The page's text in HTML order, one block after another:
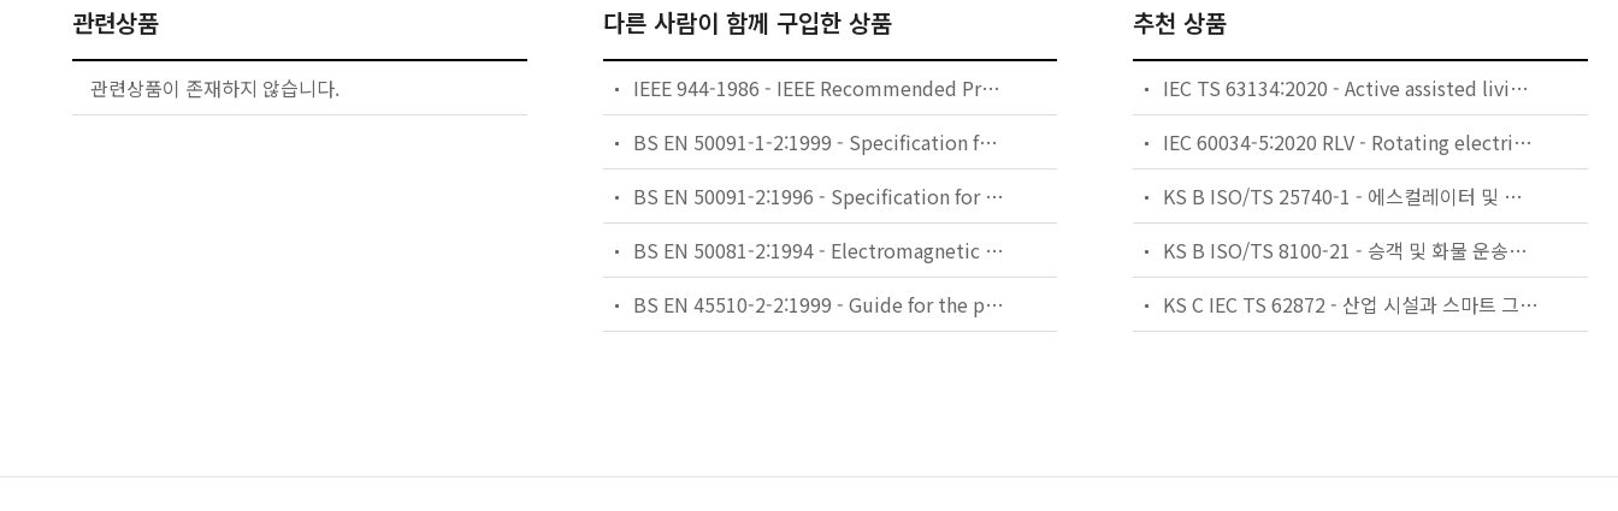
관련상품
관련상품이 존재하지 않습니다.
다른 사람이 함께 구입한 상품
IEEE 944-1986 - IEEE Recommended Practice for the Application and Testing of Uninterruptible Power Supplies for Power Generating Stations
BS EN 50091-1-2:1999 - Specification for uninterruptible power systems (UPS). General and safety requirements for UPS used in restricted access locations.
BS EN 50091-2:1996 - Specification for uninterruptible power systems (UPS). EMC requirements.
BS EN 50081-2:1994 - Electromagnetic compatibility. Generic emission standard. Industrial environment.
BS EN 45510-2-2:1999 - Guide for the procurement of power station equipment. Electrical equipment. Uninterruptible power supplies.
추천 상품
IEC TS 63134:2020 - Active assisted living (AAL) use cases
IEC 60034-5:2020 RLV - Rotating electrical machines - Part 5: Degrees of protection provided by the integral design of rotating electrical machines (IP code) - Classification
KS B ISO/TS 25740-1 - 에스컬레이터 및 무빙워크에 대한 안전요건 — 제1부: 세계공통 필수 안전요건(GESRs)
KS B ISO/TS 8100-21 - 승객 및 화물 운송용 엘리베이터 —제21부: 세계공통 필수안전요건(GESRs)을 충족하는 세계공통 안전 파라미터(GSPs)
KS C IEC TS 62872 - 산업 시설과 스마트 그리드 사이의 산업 공정 측정, 제어 및 자동화 시스템 인터페이스